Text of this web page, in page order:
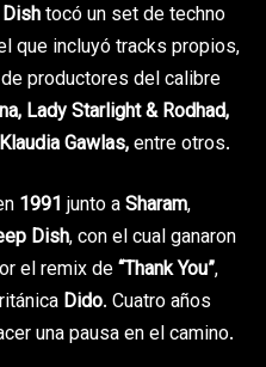
tocó un set de techno
que incluyó tracks propios,
productores del calibre
Lady Starlight & Rodhad,
Gawlas,entre otros.
1991 junto aSharam,
Dish, con el cual ganaron
el remix de“Thank You”,
Dido. Cuatro años
una pausa en el camino.